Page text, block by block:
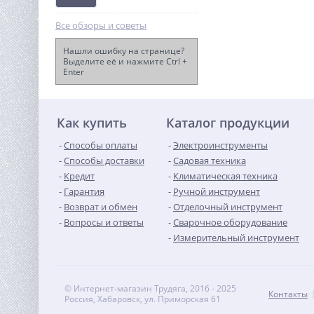
Дрель-шуруповерт акк.
Greenworks GD24DD90, 24V,
(3707507CUD)
Все обзоры и советы
Нашли ошибку на странице?
Выделите её и нажмите Ctrl +
Enter
Как купить
Способы оплаты
Способы доставки
Кредит
Гарантия
Возврат и обмен
Вопросы и ответы
Каталог продукции
Электроинструменты
Садовая техника
Климатическая техника
Ручной инструмент
Отделочный инструмент
Сварочное оборудование
Измерительный инструмент
© Интернет-магазин Трудяга, 2016 - 2025
Россия, Хабаровск, ул. Приморская 61
Контакты